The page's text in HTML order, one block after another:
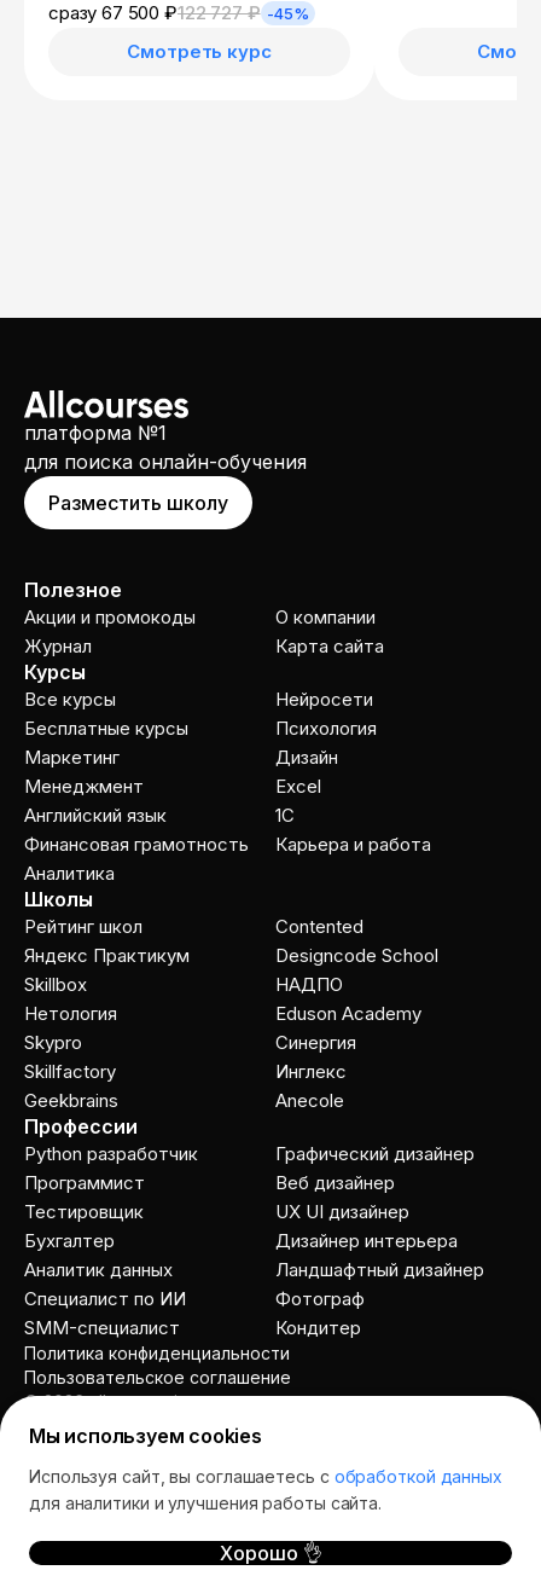
сразу 67 500 ₽122 727 ₽ -45%
Смотреть курс
платформа №1
для поиска онлайн-обучения
Разместить школу
Полезное
Акции и промокоды
Журнал
О компании
Карта сайта
Курсы
Все курсы
Бесплатные курсы
Маркетинг
Менеджмент
Английский язык
Финансовая грамотность
Аналитика
Нейросети
Психология
Дизайн
Excel
1C
Карьера и работа
Школы
Рейтинг школ
Яндекс Практикум
Skillbox
Нетология
Skypro
Skillfactory
Geekbrains
Contented
Designcode School
НАДПО
Eduson Academy
Cинергия
Инглекс
Anecole
Профессии
Python разработчик
Программист
Тестировщик
Бухгалтер
Аналитик данных
Специалист по ИИ
SMM-специалист
Графический дизайнер
Веб дизайнер
UX UI дизайнер
Дизайнер интерьера
Ландшафтный дизайнер
Фотограф
Кондитер
© 2026 allcourses.io
Пользовательское соглашение
Политика конфиденциальности
Мы используем cookies
Используя сайт, вы соглашаетесь с обработкой данных
для аналитики и улучшения работы сайта.
Хорошо 👌